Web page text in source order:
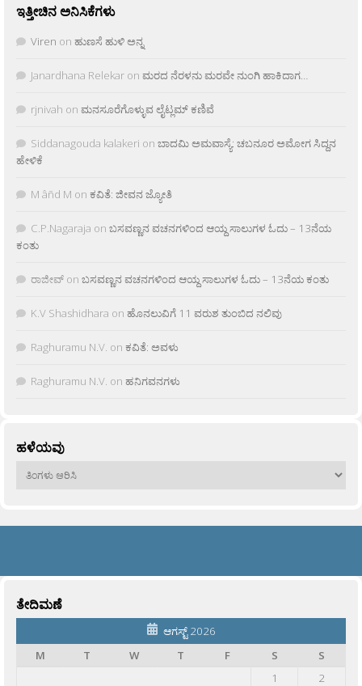
ಇತ್ತೀಚಿನ ಅನಿಸಿಕೆಗಳು
Viren on ಹುಣಸೆ ಹುಳಿ ಅನ್ನ
Janardhana Relekar on ಮರದ ನೆರಳನು ಮರವೇ ನುಂಗಿ ಹಾಕಿದಾಗ…
rjnivah on ಮನಸೂರೆಗೊಳ್ಳುವ ಲೈಟ್ಲಮ್ ಕಣಿವೆ
Siddanagouda kalakeri on ಬಾದಮಿ ಅಮವಾಸ್ಯೆ: ಚಬನೂರ ಅಮೋಗ ಸಿದ್ದನ
ಹೇಳಿಕೆ
M âñd M on ಕವಿತೆ: ಜೀವನ ಜ್ಯೋತಿ
C.P.Nagaraja on ಬಸವಣ್ಣನ ವಚನಗಳಿಂದ ಆಯ್ದ ಸಾಲುಗಳ ಓದು – 13ನೆಯ
ಕಂತು
ರಾಜೀವ್ on ಬಸವಣ್ಣನ ವಚನಗಳಿಂದ ಆಯ್ದ ಸಾಲುಗಳ ಓದು – 13ನೆಯ ಕಂತು
K.V Shashidhara on ಹೊನಲುವಿಗೆ 11 ವರುಶ ತುಂಬಿದ ನಲಿವು
Raghuramu N.V. on ಕವಿತೆ: ಅವಳು
Raghuramu N.V. on ಹನಿಗವನಗಳು
ಹಳೆಯವು
ಹಳೆಯವು
ತೇದಿಮಣೆ
ಆಗಸ್ಟ್ 2026
M
T W T F S
S
1
2